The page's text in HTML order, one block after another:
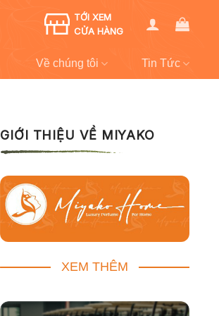
TỚI XEM
CỬA HÀNG
Về chúng tôi Tin Tức
GIỚI THIỆU VỀ MIYAKO
XEM THÊM